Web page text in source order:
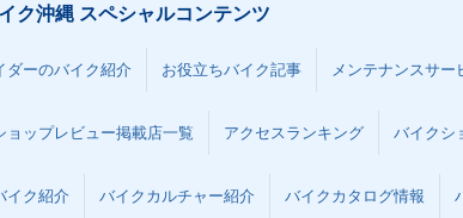
ク沖縄 スペシャルコンテンツ
ダーのバイク紹介 お役立ちバイク記事 メンテナンスサー
ョップレビュー掲載店一覧 アクセスランキング バイクシ
イク紹介 バイクカルチャー紹介 バイクカタログ情報